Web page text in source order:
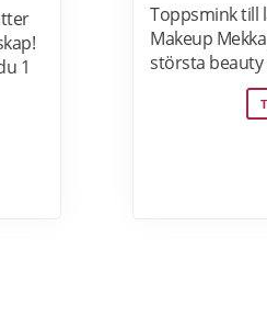
1
Toppsmink till
Makeup
största beauty
produkter
som stora